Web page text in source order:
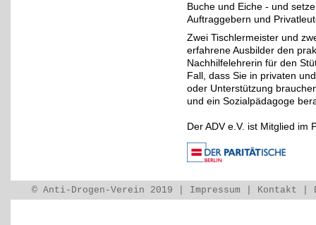
Buche und Eiche - und
Auftraggebern und
Zwei Tischlermeister und
erfahrene Ausbilder den
Nachhilfelehrerin für den
Fall, dass Sie in privaten
oder Unterstützung
und ein Sozialpädagoge
Der ADV e.V. ist Mitglied im
© Anti-Drogen-Verein 2019 | Impressum Kontakt